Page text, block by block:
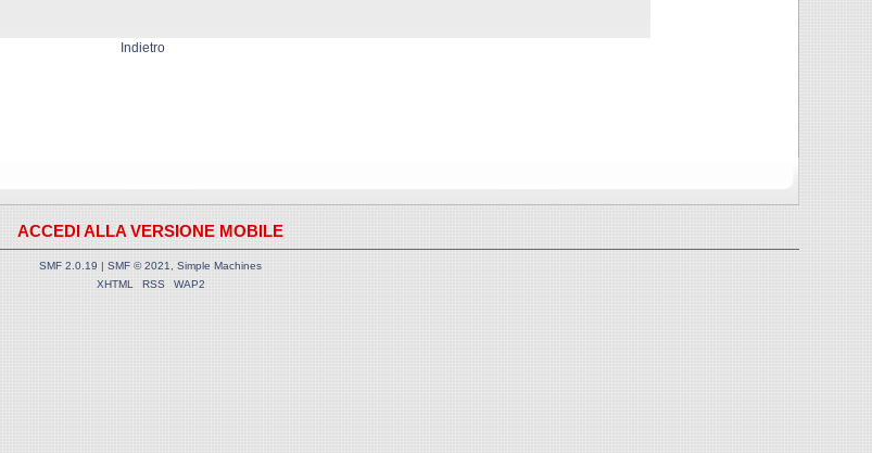
Indietro
ACCEDI ALLA VERSIONE MOBILE
SMF 2.0.19 | SMF © 2021
Simple Machines
XHTML
RSS WAP2